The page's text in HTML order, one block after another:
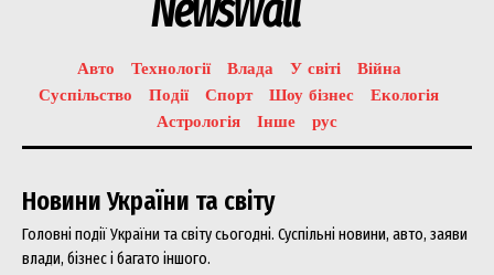
NewsWall
Авто Технології Влада У світі
Війна
Суспільство
Події Спорт Шоу бізнес
Екологія
Астрологія
Інше рус
Новини України та світу
Головні події України та світу сьогодні. Суспільні новини, авто, заяви
влади, бізнес і багато іншого.